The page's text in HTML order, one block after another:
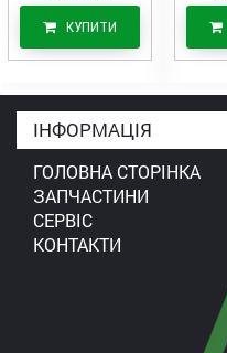
КУПИТИ
ІНФОРМАЦІЯ
ГОЛОВНА СТОРІНКА
ЗАПЧАСТИНИ
СЕРВІС
КОНТАКТИ